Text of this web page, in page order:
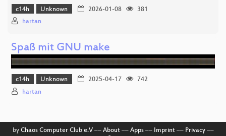
c14h Unknown 2026-01-08
381
hartan
Spaß mit GNU make
c14h Unknown 2025-04-17
742
hartan
by Chaos Computer Club e.V–– About–– Apps–– Imprint–– Privacy––